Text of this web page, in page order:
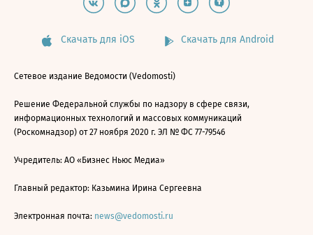
Скачать для iOS Скачать для Android
Сетевое издание Ведомости (Vedomosti)
Решение Федеральной службы по надзору в сфере связи,
информационных технологий и массовых коммуникаций
(Роскомнадзор) от 27 ноября 2020 г. ЭЛ № ФС 77-79546
Учредитель: АО «Бизнес Ньюс Медиа»
Главный редактор: Казьмина Ирина Сергеевна
Электронная почта: news@vedomosti.ru